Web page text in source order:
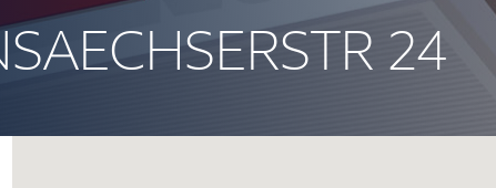
24